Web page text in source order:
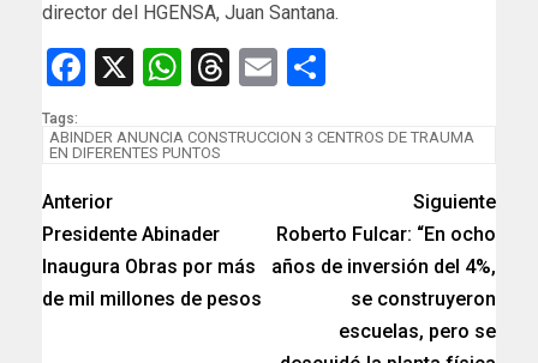
director del HGENSA, Juan Santana.
Facebook
X WhatsApp
Threads
Email
Tags:
ABINDER ANUNCIA CONSTRUCCION 3 CENTROS DE TRAUMA
EN DIFERENTES PUNTOS
Anterior
Presidente Abinader
Inaugura Obras por más
de mil millones de pesos
Siguiente
Roberto Fulcar: “En ocho
años de inversión del 4%,
se construyeron
escuelas, pero se